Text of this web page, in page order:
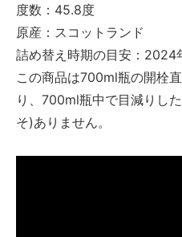
度数：45.8度
原産：スコットランド
詰め替え時期の目安：2024
この商品は700ml瓶の開栓
り、700ml瓶中で目減りし
そ)ありません。